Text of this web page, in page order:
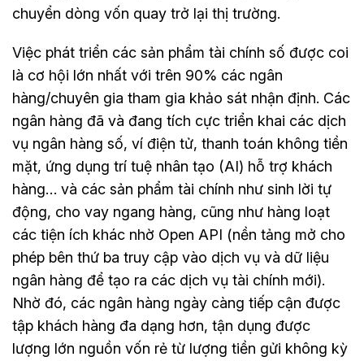
chuyển dòng vốn quay trở lại thị trường.
Việc phát triển các sản phẩm tài chính số được coi
là cơ hội lớn nhất với trên 90% các ngân
hàng/chuyên gia tham gia khảo sát nhận định. Các
ngân hàng đã và đang tích cực triển khai các dịch
vụ ngân hàng số, ví điện tử, thanh toán không tiền
mặt, ứng dụng trí tuệ nhân tạo (AI) hỗ trợ khách
hàng… và các sản phẩm tài chính như sinh lời tự
động, cho vay ngang hàng, cũng như hàng loạt
các tiện ích khác nhờ Open API (nền tảng mở cho
phép bên thứ ba truy cập vào dịch vụ và dữ liệu
ngân hàng để tạo ra các dịch vụ tài chính mới).
Nhờ đó, các ngân hàng ngày càng tiếp cận được
tập khách hàng đa dạng hơn, tận dụng được
lượng lớn nguồn vốn rẻ từ lượng tiền gửi không kỳ